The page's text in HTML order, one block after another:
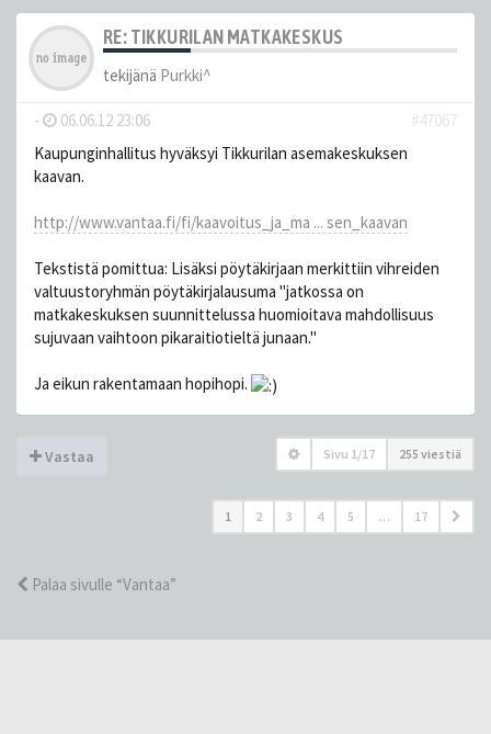
RE: TIKKURILAN MATKAKESKUS
tekijänä Purkki^
- 06.06.12 23:06
#47067
Kaupunginhallitus hyväksyi Tikkurilan asemakeskuksen
kaavan.
http://www.vantaa.fi/fi/kaavoitus_ja_ma ... sen_kaavan
Tekstistä pomittua: Lisäksi pöytäkirjaan merkittiin vihreiden
valtuustoryhmän pöytäkirjalausuma "jatkossa on
matkakeskuksen suunnittelussa huomioitava mahdollisuus
sujuvaan vaihtoon pikaraitiotieltä junaan."
Ja eikun rakentamaan hopihopi.
Vastaa Sivu 1/17 255 viestiä
1 2 3 4 5 … 17
Palaa sivulle “Vantaa”